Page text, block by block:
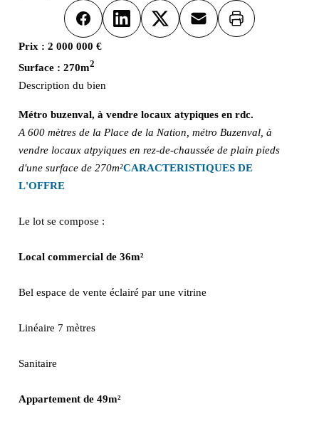
FacebookLinkedInX Email Imprimer
Prix : 2 000 000 €
Surface : 270m2
Description du bien
Métro buzenval, à vendre locaux atypiques en rdc.
A 600 mètres de la Place de la Nation, métro Buzenval, à
vendre locaux atpyiques en rez-de-chaussée de plain pieds
d'une surface de 270m²CARACTERISTIQUES DE
L'OFFRE
Le lot se compose :
Local commercial de 36m²
Bel espace de vente éclairé par une vitrine
Linéaire 7 mètres
Sanitaire
Appartement de 49m²